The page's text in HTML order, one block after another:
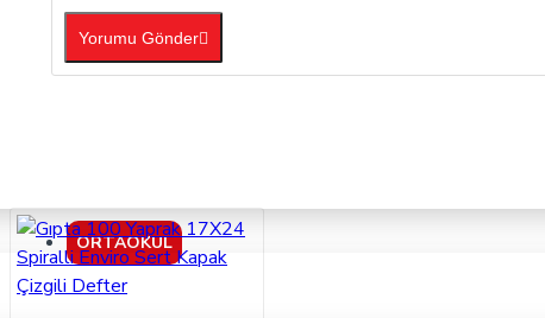
ORTAOKUL
Yorumu Gönder